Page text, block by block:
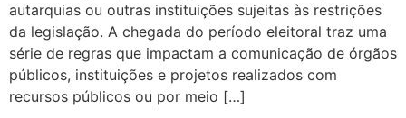
autarquias ou outras instituições sujeitas às restrições
da legislação. A chegada do período eleitoral traz uma
série de regras que impactam a comunicação de órgãos
públicos, instituições e projetos realizados com
recursos públicos ou por meio […]